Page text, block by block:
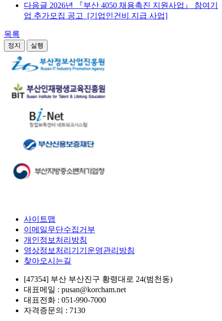
다음글 2026년 『부산 4050 채용촉진 지원사업』 참여기
업 추가모집 공고_[기업인건비 지급 사업]
목록
정지 실행
사이트맵
이메일무단수집거부
개인정보처리방침
영상정보처리기기운영관리방침
찾아오시는길
[47354] 부산 부산진구 황령대로 24(범천동)
대표메일 : pusan@korcham.net
대표전화 : 051-990-7000
자격증문의 : 7130